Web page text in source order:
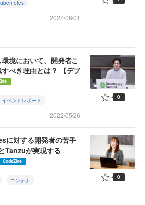
2022/06/01
境において、開発者こ
べき理由とは？ 【デブ
イベントレポート
2022/05/26
0
に対する開発者の苦手
Tanzuが実現する
CodeZine
コンテナ 0